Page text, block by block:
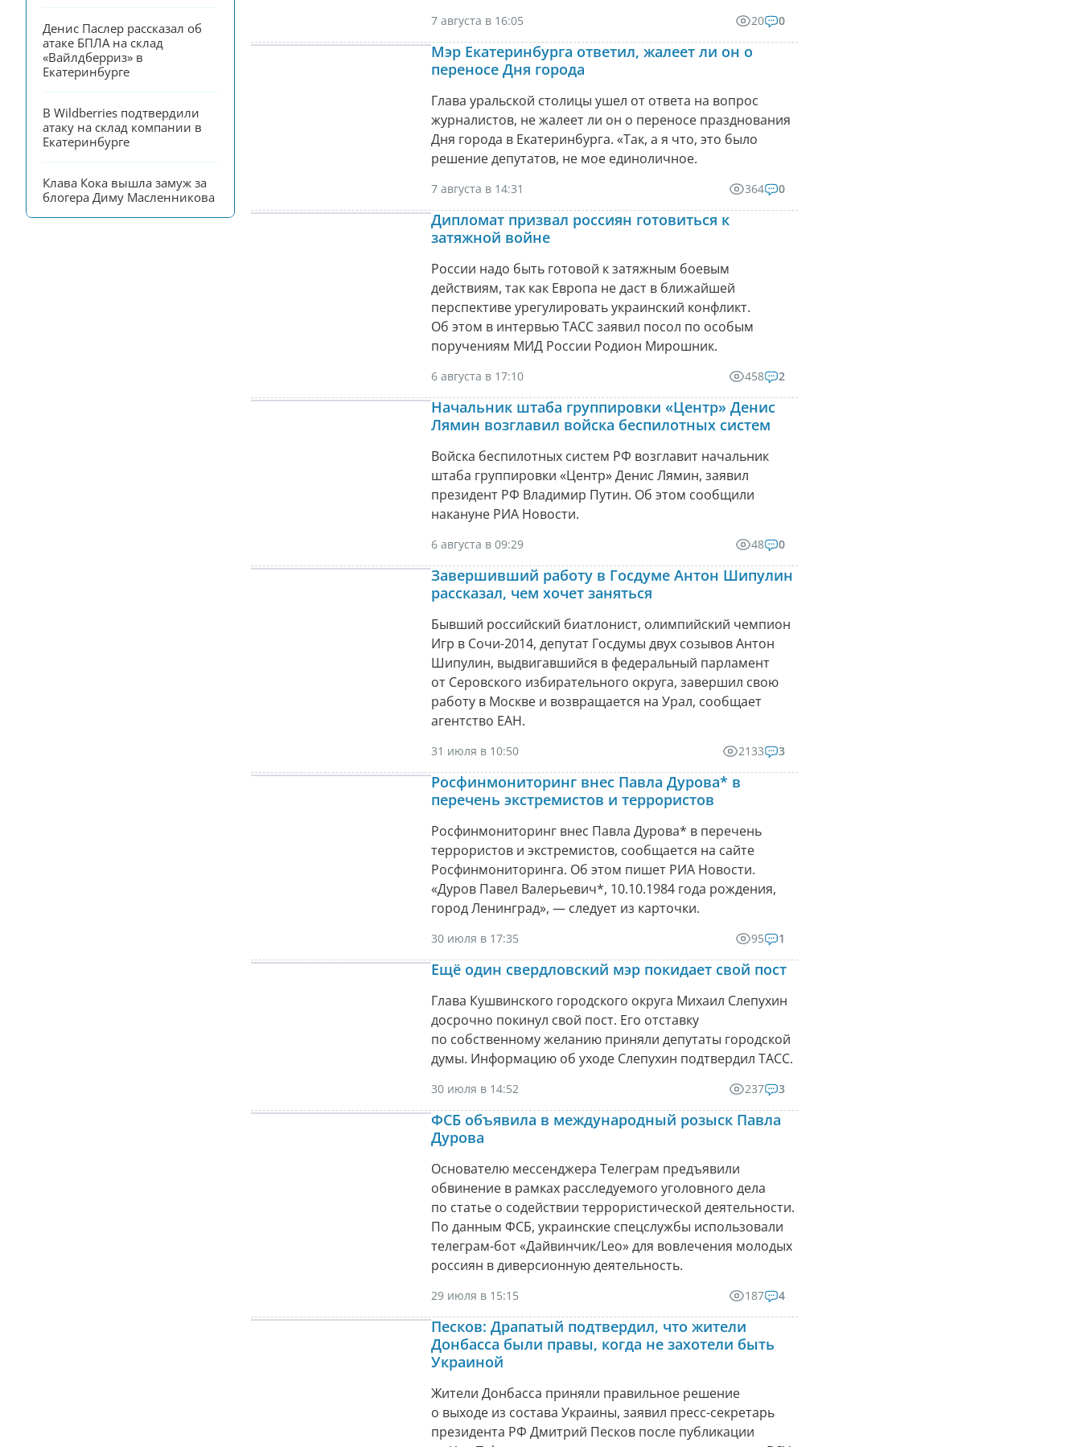
Денис Паслер рассказал об
атаке БПЛА на склад
«Вайлдберриз» в
Екатеринбурге
В Wildberries подтвердили
атаку на склад компании в
Екатеринбурге
Клава Кока вышла замуж за
блогера Диму Масленникова
7 августа в 16:05 20 0
Мэр Екатеринбурга ответил, жалеет ли он о
переносе Дня города
Глава уральской столицы ушел от ответа на вопрос
журналистов, не жалеет ли он о переносе празднования
Дня города в Екатеринбурга. «Так, а я что, это было
решение депутатов, не мое единоличное.
7 августа в 14:31 364 0
Дипломат призвал россиян готовиться к
затяжной войне
России надо быть готовой к затяжным боевым
действиям, так как Европа не даст в ближайшей
перспективе урегулировать украинский конфликт.
Об этом в интервью ТАСС заявил посол по особым
поручениям МИД России Родион Мирошник.
6 августа в 17:10 458 2
Начальник штаба группировки «Центр» Денис
Лямин возглавил войска беспилотных систем
Войска беспилотных систем РФ возглавит начальник
штаба группировки «Центр» Денис Лямин, заявил
президент РФ Владимир Путин. Об этом сообщили
накануне РИА Новости.
6 августа в 09:29 48 0
Завершивший работу в Госдуме Антон Шипулин
рассказал, чем хочет заняться
Бывший российский биатлонист, олимпийский чемпион
Игр в Сочи-2014, депутат Госдумы двух созывов Антон
Шипулин, выдвигавшийся в федеральный парламент
от Серовского избирательного округа, завершил свою
работу в Москве и возвращается на Урал, сообщает
агентство ЕАН.
31 июля в 10:50 2133 3
Росфинмониторинг внес Павла Дурова* в
перечень экстремистов и террористов
Росфинмониторинг внес Павла Дурова* в перечень
террористов и экстремистов, сообщается на сайте
Росфинмониторинга. Об этом пишет РИА Новости.
«Дуров Павел Валерьевич*, 10.10.1984 года рождения,
город Ленинград», — следует из карточки.
30 июля в 17:35 95 1
Ещё один свердловский мэр покидает свой пост
Глава Кушвинского городского округа Михаил Слепухин
досрочно покинул свой пост. Его отставку
по собственному желанию приняли депутаты городской
думы. Информацию об уходе Слепухин подтвердил ТАСС.
30 июля в 14:52 237 3
ФСБ объявила в международный розыск Павла
Дурова
Основателю мессенджера Телеграм предъявили
обвинение в рамках расследуемого уголовного дела
по статье о содействии террористической деятельности.
По данным ФСБ, украинские спецслужбы использовали
телеграм-бот «Дайвинчик/Leo» для вовлечения молодых
россиян в диверсионную деятельность.
29 июля в 15:15 187 4
Песков: Драпатый подтвердил, что жители
Донбасса были правы, когда не захотели быть
Украиной
Жители Донбасса приняли правильное решение
о выходе из состава Украины, заявил пресс-секретарь
президента РФ Дмитрий Песков после публикации